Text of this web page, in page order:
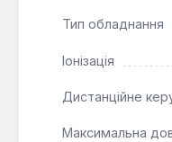
Тип обладнання
Іонізація
Дистанційне
Максимальна